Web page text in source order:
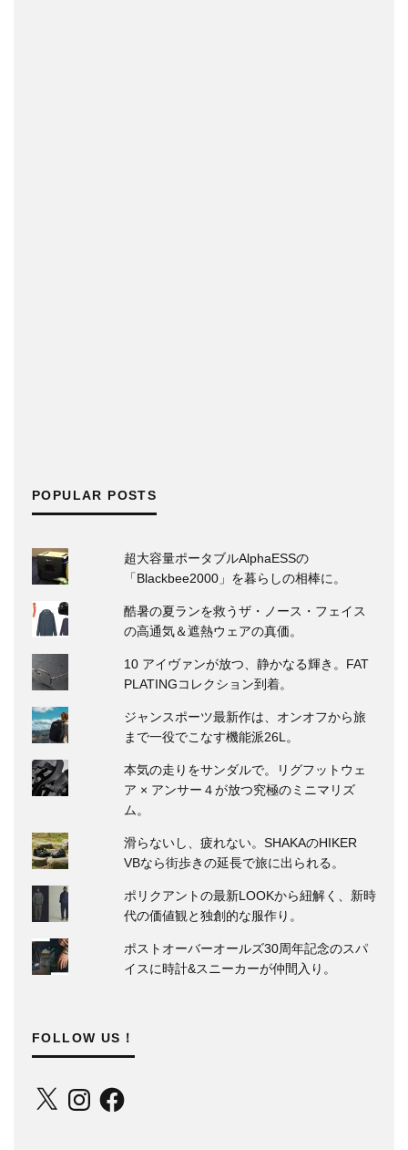
POPULAR POSTS
超大容量ポータブルAlphaESSの
「Blackbee2000」を暮らしの相棒に。
酷暑の夏ランを救うザ・ノース・フェイス
の高通気＆遮熱ウェアの真価。
10 アイヴァンが放つ、静かなる輝き。FAT
PLATINGコレクション到着。
ジャンスポーツ最新作は、オンオフから旅
まで一役でこなす機能派26L。
本気の走りをサンダルで。リグフットウェ
ア × アンサー４が放つ究極のミニマリズ
ム。
滑らないし、疲れない。SHAKAのHIKER
VBなら街歩きの延長で旅に出られる。
ポリクアントの最新LOOKから紐解く、新時
代の価値観と独創的な服作り。
ポストオーバーオールズ30周年記念のスパ
イスに時計&スニーカーが仲間入り。
FOLLOW US！
X InstagramFacebook